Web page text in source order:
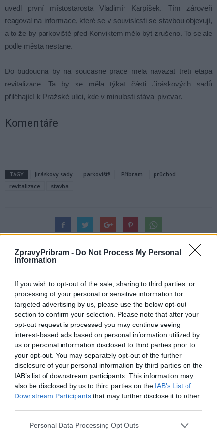
ZpravyPribram - Do Not Process My Personal
Information
If you wish to opt-out of the sale, sharing to third parties, or
processing of your personal or sensitive information for
targeted advertising by us, please use the below opt-out
section to confirm your selection. Please note that after your
opt-out request is processed you may continue seeing
interest-based ads based on personal information utilized by
us or personal information disclosed to third parties prior to
your opt-out. You may separately opt-out of the further
disclosure of your personal information by third parties on the
IAB’s list of downstream participants. This information may
also be disclosed by us to third parties on the IAB’s List of
Downstream Participants that may further disclose it to other
Personal Data Processing Opt Outs
uvedl první místostarosta Vladimír Karpíšek. Tím zároveň
reagoval na informace, které se v souvislosti se stavbou objevují,
a to že by parkoviště před Konviktem mělo být zrušeno. To se ale
podle města nestane.
Do budoucna by na současné práce měla navázat třetí etapa
revitalizace. Ta by se měla týkat části Jiráskových sadů
přiléhající k Pražské ulici, kde v minulosti stával pivovar.
Komentáře
TAGY Jiráskovy sady parkoviště Příbram
průchod
revitalizace
stavba
Předchozí článek
Hornické muzeum Příbram
udrželo vysokou návštěvnost,
letos slaví 140 let a chystá řadu
novinek
Následující článek
Příbram rozšiřuje třídění odpadu
od domů. Zájemci se musí
registrovat
SOUVISEJÍCÍ ČLÁNKY
VÍCE OD AUTORA
Zpravodajství
Většina koupališť na Příbramsku nabízí
výborné podmínky. Horší voda je jen na
Živohošti